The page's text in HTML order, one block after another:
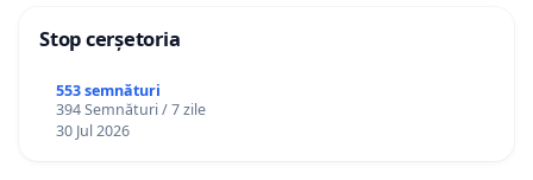
Stop cerșetoria
553 semnături
394 Semnături / 7 zile
30 Jul 2026